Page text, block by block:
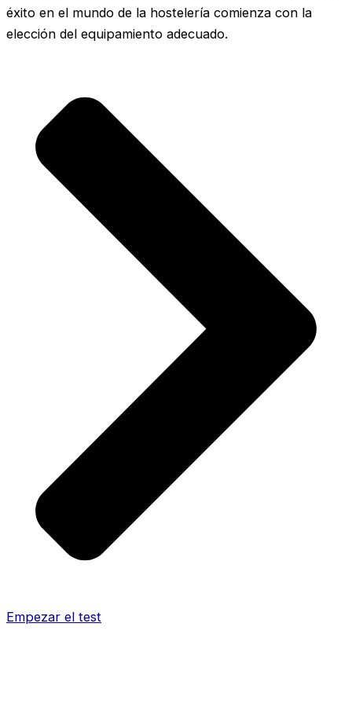
éxito en el mundo de la hostelería comienza con la
elección del equipamiento adecuado.
Empezar el test